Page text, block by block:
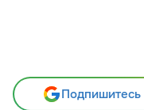
Подпишитесь